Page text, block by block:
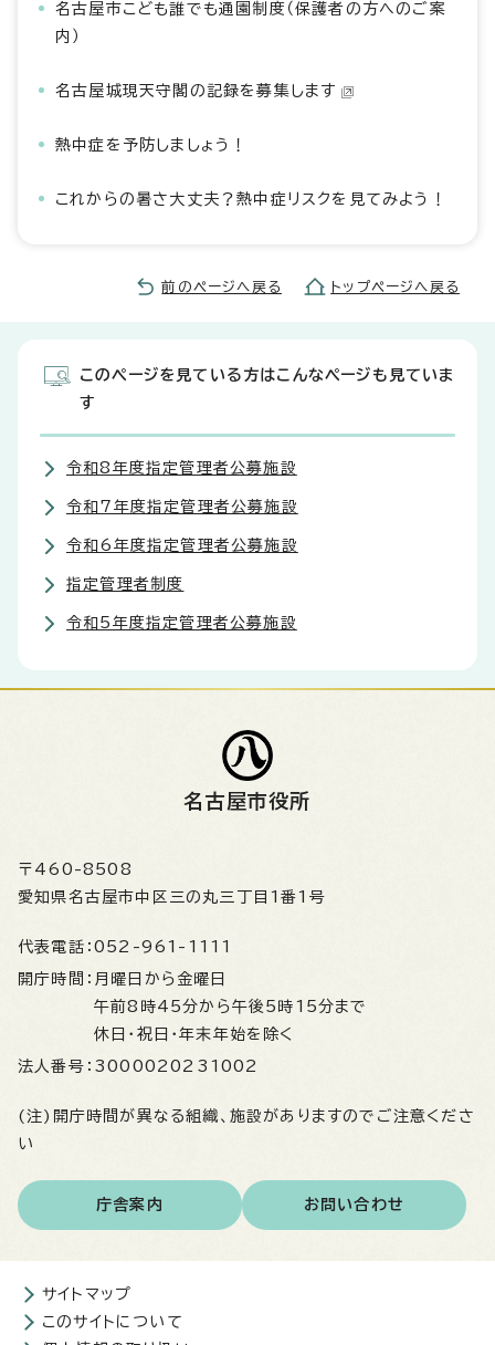
名古屋市こども誰でも通園制度（保護者の方へのご案
内）
名古屋城現天守閣の記録を募集します
熱中症を予防しましょう！
これからの暑さ大丈夫？熱中症リスクを見てみよう！
前のページへ戻る トップページへ戻る
このページを見ている方はこんなページも見ていま
す
令和8年度指定管理者公募施設
令和7年度指定管理者公募施設
令和6年度指定管理者公募施設
指定管理者制度
令和5年度指定管理者公募施設
名古屋市役所
〒460-8508
愛知県名古屋市中区三の丸三丁目1番1号
代表電話： 052-961-1111
開庁時間： 月曜日から金曜日
午前8時45分から午後5時15分まで
休日・祝日・年末年始を除く
法人番号： 3000020231002
(注)開庁時間が異なる組織、施設がありますのでご注意くださ
い
庁舎案内 お問い合わせ
サイトマップ
このサイトについて